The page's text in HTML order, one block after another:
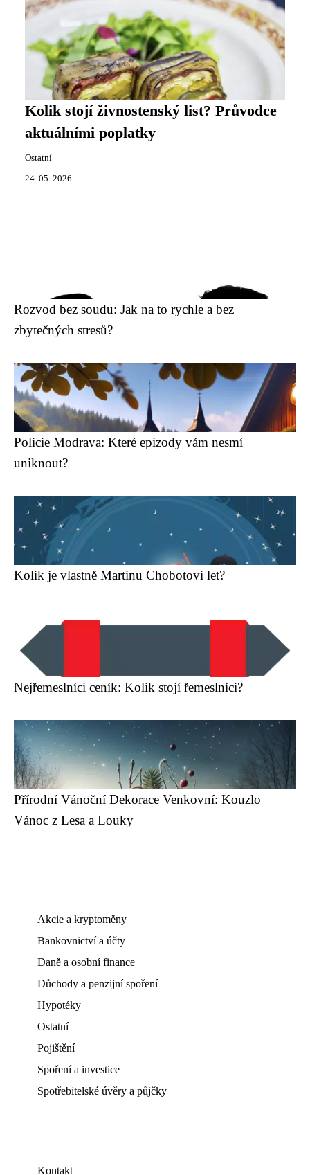
Kolik stojí živnostenský list? Průvodce
aktuálními poplatky
Ostatní
24. 05. 2026
Rozvod bez soudu: Jak na to rychle a bez
zbytečných stresů?
Policie Modrava: Které epizody vám nesmí
uniknout?
Kolik je vlastně Martinu Chobotovi let?
Nejřemeslníci ceník: Kolik stojí řemeslníci?
Přírodní Vánoční Dekorace Venkovní: Kouzlo
Vánoc z Lesa a Louky
Akcie a kryptoměny
Bankovnictví a účty
Daně a osobní finance
Důchody a penzijní spoření
Hypotéky
Ostatní
Pojištění
Spoření a investice
Spotřebitelské úvěry a půjčky
Kontakt